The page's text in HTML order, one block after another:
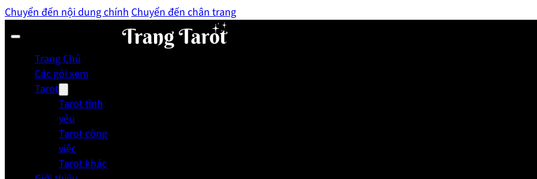
Chuyển đến nội dung chínhChuyển đến chân trang
Trang Chủ
Các gói xem
Tarot
Tarot tình
yêu
Tarot công
việc
Tarot khác